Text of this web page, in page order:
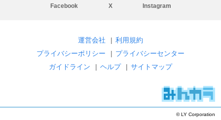
Facebook X Instagram
運営会社 | 利用規約
プライバシーポリシー
| プライバシーセンター
ガイドライン
| ヘルプ | サイトマップ
© LY Corporation